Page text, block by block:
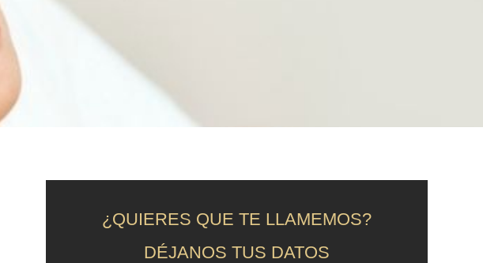
¿QUIERES QUE TE LLAMEMOS?
DÉJANOS TUS DATOS